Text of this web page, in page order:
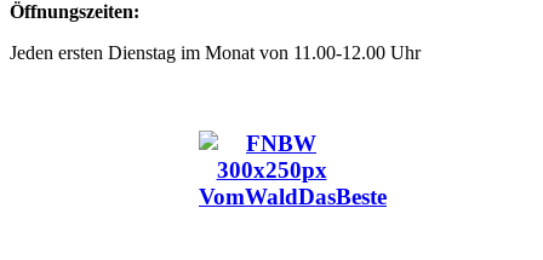
Öffnungszeiten:
Jeden ersten Dienstag im Monat von 11.00-12.00 Uhr